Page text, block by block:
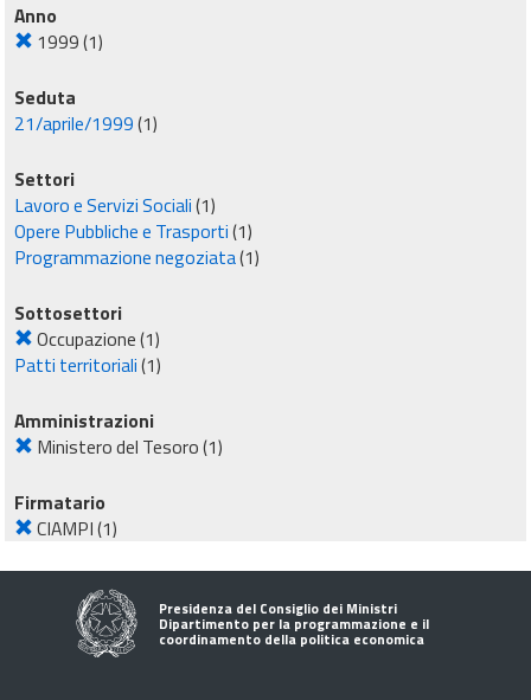
Anno
1999(1)
Seduta
21/aprile/1999(1)
Settori
Lavoro e Servizi Sociali(1)
Opere Pubbliche e Trasporti(1)
Programmazione negoziata(1)
Sottosettori
Occupazione(1)
Patti territoriali(1)
Amministrazioni
Ministero del Tesoro(1)
Firmatario
CIAMPI(1)
Presidenza del Consiglio dei Ministri
Dipartimento per la programmazione e il
coordinamento della politica economica